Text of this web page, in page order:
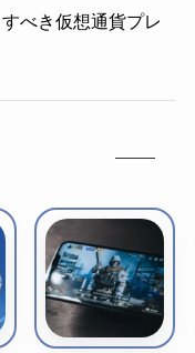
べき仮想通貨プレ